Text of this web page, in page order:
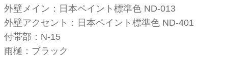
外壁メイン：日本ペイント標準色 ND-013
外壁アクセント：日本ペイント標準色 ND-401
付帯部：N-15
雨樋：ブラック